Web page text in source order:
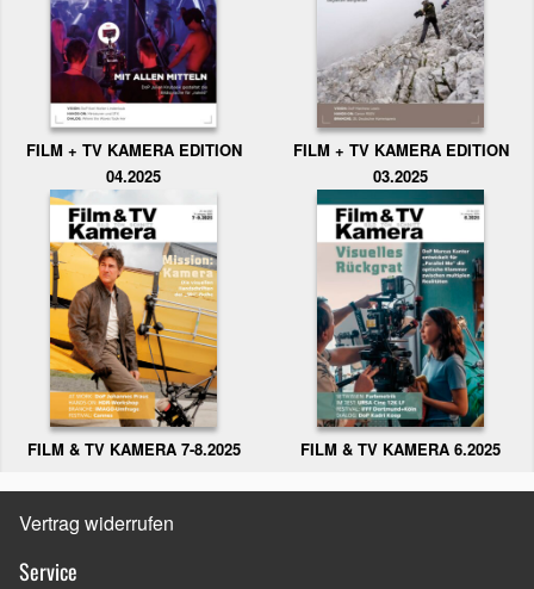
FILM + TV KAMERA EDITION
04.2025
FILM + TV KAMERA EDITION
03.2025
FILM & TV KAMERA 7-8.2025 FILM & TV KAMERA 6.2025
Vertrag widerrufen
Service